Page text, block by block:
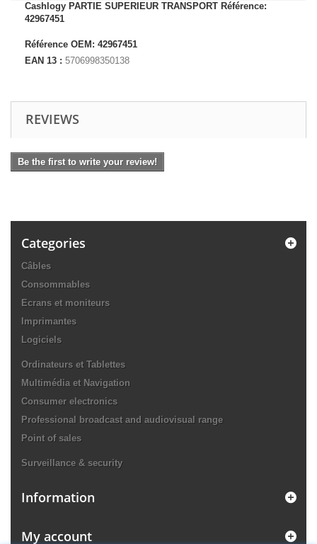
Cashlogy PARTIE SUPERIEUR TRANSPORT Référence:
42967451
Référence OEM: 42967451
EAN 13 : 5706998350138
REVIEWS
Be the first to write your review!
Categories
Câbles
Consommables
Ecrans et moniteurs
Imprimantes
Logiciels
Ordinateurs et Tablettes
Multimédia et Navigation
Consumer electronics
Professional broadcast and audiovisual range
Point of sales
Surveillance & security
Information
My account